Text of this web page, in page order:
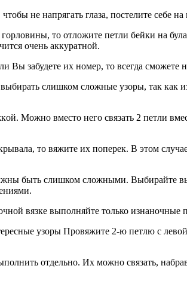
не напрягать глаза, постелите себе
то отложите петли бейки на
очень аккуратной.
забудете их номер, то всегда сможете
слишком сложные узоры, так как
Можно вместо него связать 2 петли
то вяжите их поперек. В этом
быть слишком сложными. Выбирайте
вязке выполняйте только изнаночные
узоры Провяжите 2-ю петлю с
отдельно. Их можно связать,